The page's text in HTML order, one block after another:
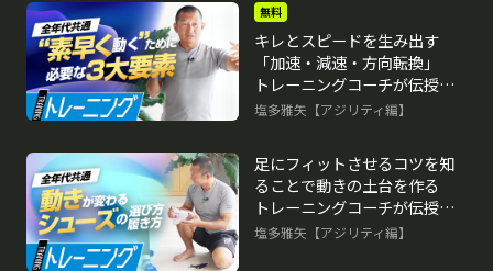
無料
キレとスピードを生み出す
「加速・減速・方向転換」
トレーニングコーチが伝授す
る“素早く動く”ための心得
塩多雅矢【アジリティ編】
足にフィットさせるコツを知
ることで動きの土台を作る
トレーニングコーチが伝授す
る“素早く動く”ための心得
塩多雅矢【アジリティ編】